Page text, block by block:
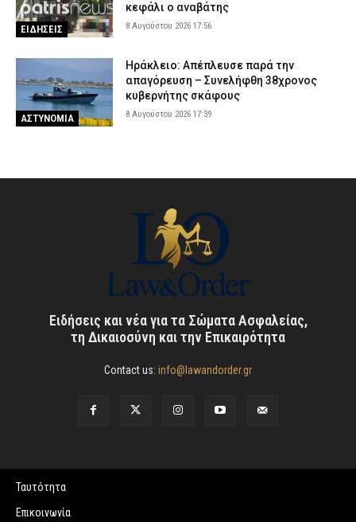
ΕΙΔΗΣΕΙΣ
κεφάλι ο αναβάτης
8 Αυγούστου 2026 17:56
ΑΣΤΥΝΟΜΙΑ
Ηράκλειο: Απέπλευσε παρά την
απαγόρευση – Συνελήφθη 38χρονος
κυβερνήτης σκάφους
8 Αυγούστου 2026 17:39
Ειδήσεις και νέα για τα Σώματα Ασφαλείας,
τη Δικαιοσύνη και την Επικαιρότητα
Contact us: info@lawandorder.gr
Ταυτότητα
Επικοινωνία